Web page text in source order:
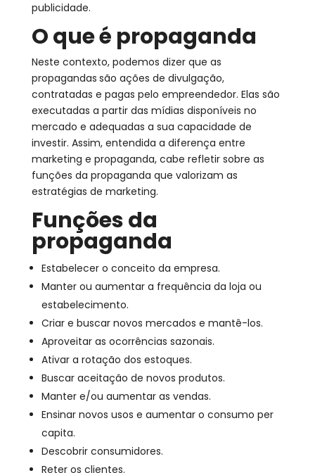
publicidade.
O que é propaganda
Neste contexto, podemos dizer que as
propagandas são ações de divulgação,
contratadas e pagas pelo empreendedor. Elas são
executadas a partir das mídias disponíveis no
mercado e adequadas a sua capacidade de
investir. Assim, entendida a diferença entre
marketing e propaganda, cabe refletir sobre as
funções da propaganda que valorizam as
estratégias de marketing.
Funções da
propaganda
Estabelecer o conceito da empresa.
Manter ou aumentar a frequência da loja ou
estabelecimento.
Criar e buscar novos mercados e mantê-los.
Aproveitar as ocorrências sazonais.
Ativar a rotação dos estoques.
Buscar aceitação de novos produtos.
Manter e/ou aumentar as vendas.
Ensinar novos usos e aumentar o consumo per
capita.
Descobrir consumidores.
Reter os clientes.